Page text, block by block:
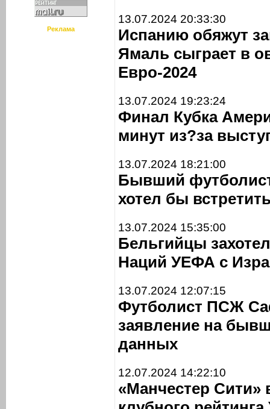
Реклама
13.07.2024 20:33:30
Испанию обяжут
Ямаль сыграет в
Евро-2024
13.07.2024 19:23:24
Финал Кубка
минут из?за
13.07.2024 18:21:00
Бывший
хотел бы
13.07.2024 15:35:00
Бельгийцы
Наций УЕФА с
13.07.2024 12:07:15
Футболист ПСЖ
заявление на
данных
12.07.2024 14:22:10
«Манчестер